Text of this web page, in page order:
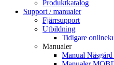
Produktkatalog
Support / manualer
Fjärrsupport
Utbildning
Tidigare
Manualer
Manual